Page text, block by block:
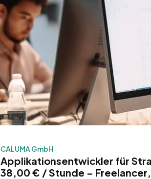
CALUMA GmbH
Applikationsentwickler für
38,00 € / Stunde –